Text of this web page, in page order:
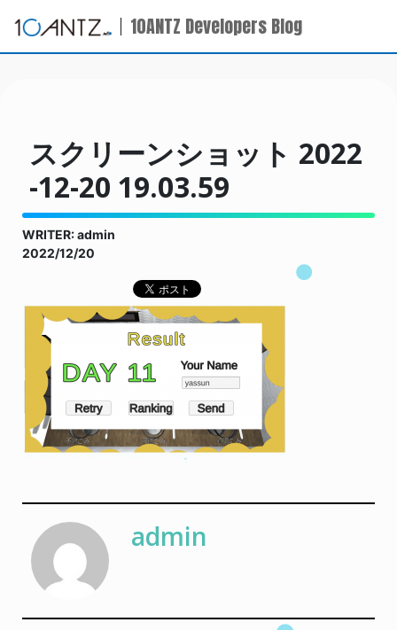
10ANTZ Developers Blog
スクリーンショット 2022
-12-20 19.03.59
WRITER: admin
2022/12/20
admin